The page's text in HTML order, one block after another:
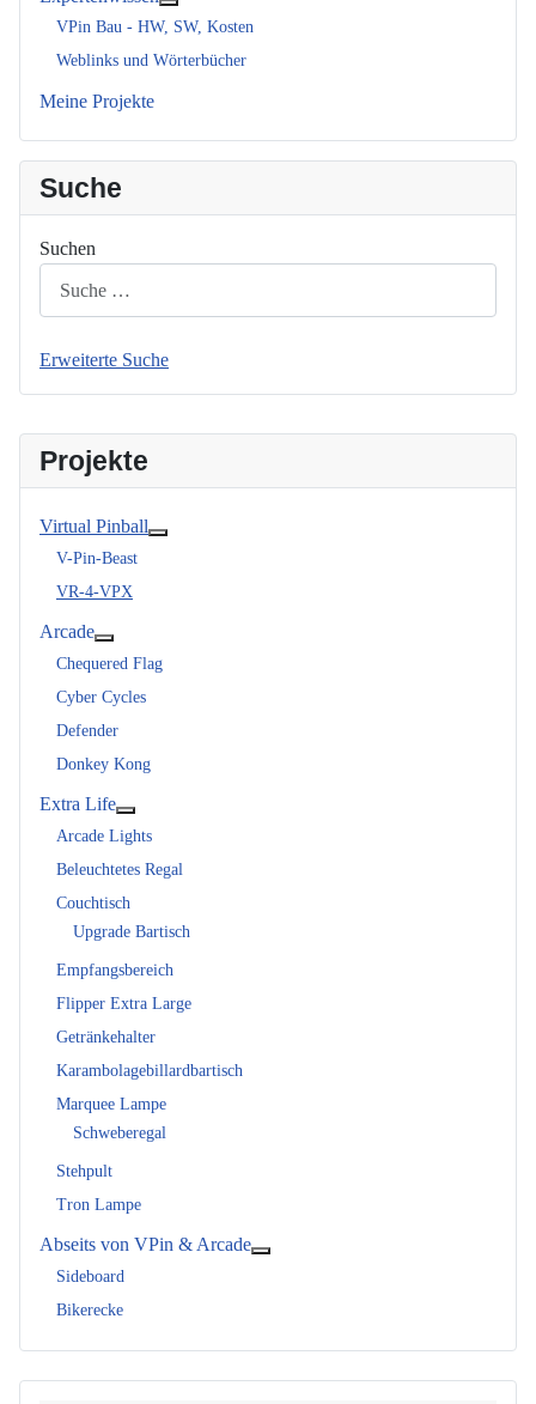
Projekte
Virtual Pinball
V-Pin-Beast
VR-4-VPX
Arcade
Chequered Flag
Cyber Cycles
Defender
Donkey Kong
Extra Life
Arcade Lights
Beleuchtetes Regal
Couchtisch
Upgrade Bartisch
Empfangsbereich
Flipper Extra Large
Getränkehalter
Karambolagebillardbartisch
Marquee Lampe
Schweberegal
Stehpult
Tron Lampe
Abseits von VPin & Arcade
Sideboard
Bikerecke
VPin Bau - HW, SW, Kosten
Weblinks und Wörterbücher
Meine Projekte
Suche
Suchen
Erweiterte Suche